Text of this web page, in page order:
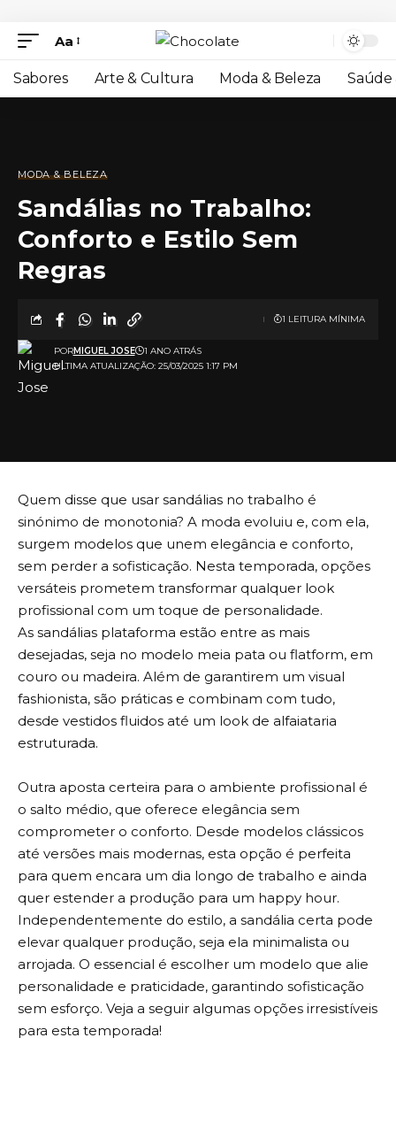
Aa
Sabores Arte & Cultura Moda & Beleza Saúde
MODA & BELEZA
Sandálias no Trabalho:
Conforto e Estilo Sem
Regras
ULTIMA ATUALIZAÇÃO: 25/03/2025 1:17 PM
PORMIGUEL JOSE 1 ANO ATRÁS
1 LEITURA MÍNIMA
Quem disse que usar sandálias no trabalho é
sinónimo de monotonia? A moda evoluiu e, com ela,
surgem modelos que unem elegância e conforto,
sem perder a sofisticação. Nesta temporada, opções
versáteis prometem transformar qualquer look
profissional com um toque de personalidade.
As sandálias plataforma estão entre as mais
desejadas, seja no modelo meia pata ou flatform, em
couro ou madeira. Além de garantirem um visual
fashionista, são práticas e combinam com tudo,
desde vestidos fluidos até um look de alfaiataria
estruturada.
Outra aposta certeira para o ambiente profissional é
o salto médio, que oferece elegância sem
comprometer o conforto. Desde modelos clássicos
até versões mais modernas, esta opção é perfeita
para quem encara um dia longo de trabalho e ainda
quer estender a produção para um happy hour.
Independentemente do estilo, a sandália certa pode
elevar qualquer produção, seja ela minimalista ou
arrojada. O essencial é escolher um modelo que alie
personalidade e praticidade, garantindo sofisticação
sem esforço. Veja a seguir algumas opções irresistíveis
para esta temporada!